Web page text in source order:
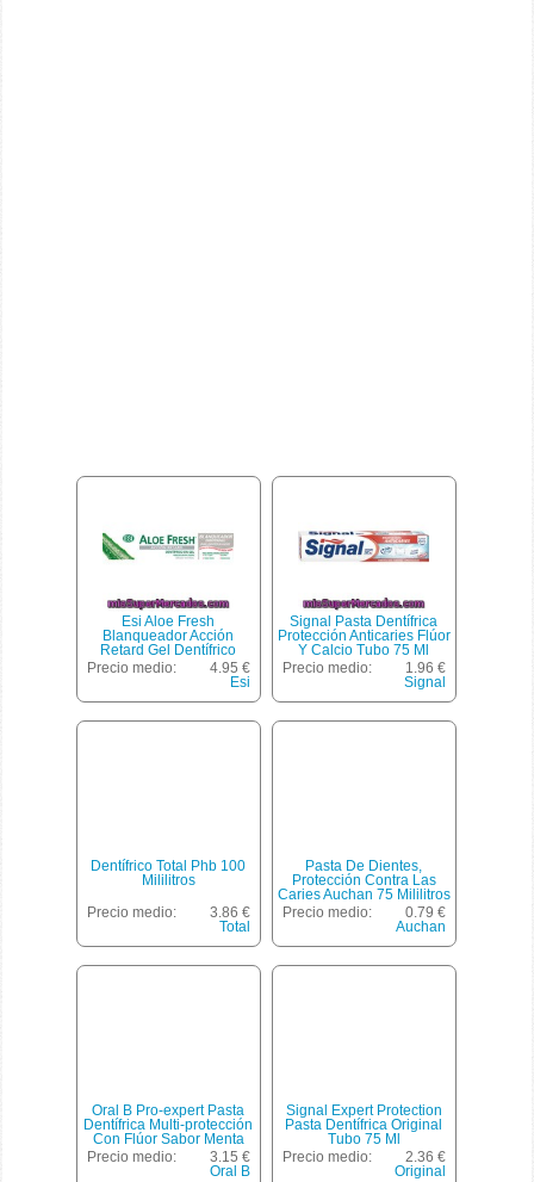
Esi Aloe Fresh
Blanqueador Acción
Retard Gel Dentífrico
Frescor Menta Verde
Fuerte Tubo 100 Ml
Precio medio:
4.95 €
Esi
Signal Pasta Dentífrica
Protección Anticaries Flúor
Y Calcio Tubo 75 Ml
Precio medio:
1.96 €
Signal
Dentífrico Total Phb 100
Mililitros
Precio medio:
3.86 €
Total
Pasta De Dientes,
Protección Contra Las
Caries Auchan 75 Mililitros
Precio medio:
0.79 €
Auchan
Oral B Pro-expert Pasta
Dentífrica Multi-protección
Con Flúor Sabor Menta
Fresca Tubo 75 Ml
Precio medio:
3.15 €
Oral B
Signal Expert Protection
Pasta Dentífrica Original
Tubo 75 Ml
Precio medio:
2.36 €
Original